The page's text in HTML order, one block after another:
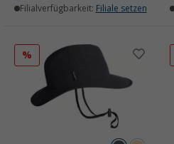
Filialverfügbarkeit: Filiale setzen
%